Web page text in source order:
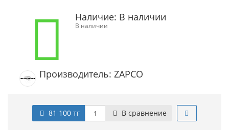
Наличие: В наличии
В наличии
Производитель: ZAPCO
81 100 тг В сравнение